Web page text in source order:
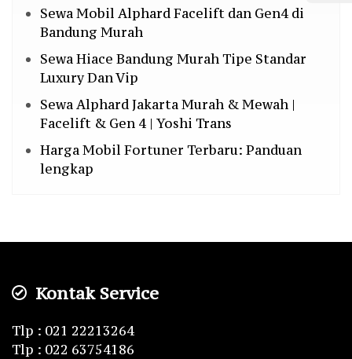
Sewa Mobil Alphard Facelift dan Gen4 di
Bandung Murah
Sewa Hiace Bandung Murah Tipe Standar
Luxury Dan Vip
Sewa Alphard Jakarta Murah & Mewah |
Facelift & Gen 4 | Yoshi Trans
Harga Mobil Fortuner Terbaru: Panduan
lengkap
Kontak Service
Tlp : 021 22213264
Tlp : 022 63754186